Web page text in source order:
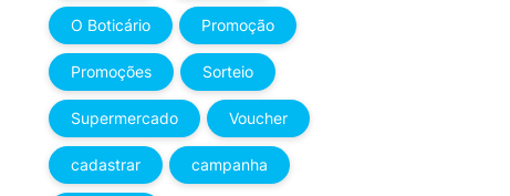
O Boticário Promoção
Promoções Sorteio
Supermercado Voucher
cadastrar campanha